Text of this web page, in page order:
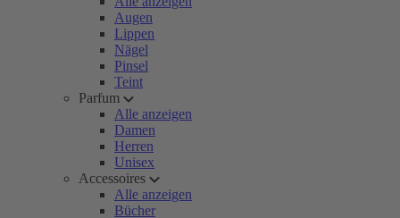
Augen
Lippen
Nägel
Pinsel
Teint
Parfum
Alle anzeigen
Damen
Herren
Unisex
Accessoires
Alle anzeigen
Bücher